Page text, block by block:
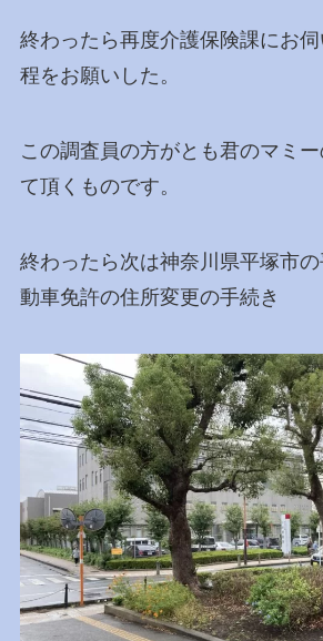
終わったら再度介護保険課にお
程をお願いした。
この調査員の方がとも君のマミ
て頂くものです。
終わったら次は神奈川県平塚市
動車免許の住所変更の手続き